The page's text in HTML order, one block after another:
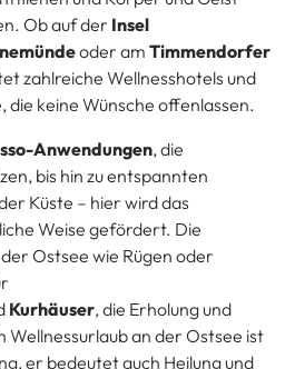
Ob auf der Insel
oder am Timmendorfer
zahlreiche Wellnesshotels und
die keine Wünsche offenlassen.
Anwendungen, die
bis hin zu entspannten
Küste – hier wird das
Weise gefördert. Die
Ostsee wie Rügen oder
Kurhäuser, die Erholung und
Wellnessurlaub an der Ostsee ist
er bedeutet auch Heilung und